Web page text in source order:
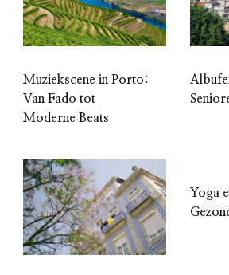
Muziekscene in Porto:
Van Fado tot
Moderne Beats
Yoga